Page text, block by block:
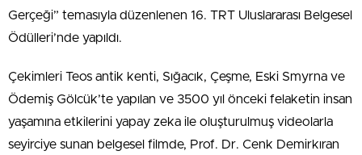
Gerçeği” temasıyla düzenlenen 16. TRT Uluslararası Belgesel
Ödülleri’nde yapıldı.
Çekimleri Teos antik kenti, Sığacık, Çeşme, Eski Smyrna ve
Ödemiş Gölcük’te yapılan ve 3500 yıl önceki felaketin insan
yaşamına etkilerini yapay zeka ile oluşturulmuş videolarla
seyirciye sunan belgesel filmde, Prof. Dr. Cenk Demirkıran